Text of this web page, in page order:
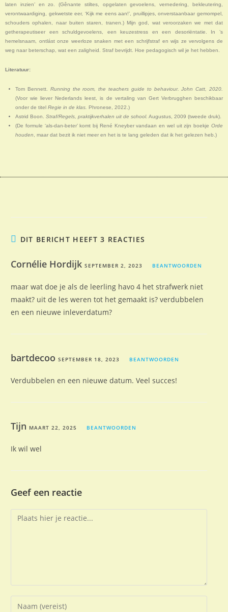
laten inzien’ en zo. (Gênante stiltes, opgelaten gevoelens, vernedering, bekleutering,
verontwaardiging, gekwetste eer, ‘Kijk me eens aan!’, pruillipjes, onverstaanbaar gemompel,
schouders ophalen, naar buiten staren, tranen.) Mijn god, wat veroorzaken we met dat
getherapeutiseer een schuldgevoelens, een keuzestress en een desoriëntatie. In ’s
hemelsnaam, ontlást onze weerloze snaken met een schrijfstraf en wijs ze vervolgens de
weg naar beterschap, wat een zaligheid. Straf bevrijdt. Hoe pedagogisch wil je het hebben.
Literatuur:
Tom Bennett. Running the room, the teachers guide to behaviour. John Catt, 2020.
(Voor wie liever Nederlands leest, is de vertaling van Gert Verbrugghen beschikbaar
onder de titel Regie in de klas. Phronese, 2022.)
Astrid Boon. Straf/Regels, praktijkverhalen uit de school. Augustus, 2009 (tweede druk).
(De formule ‘als-dan-beter’ komt bij René Kneyber vandaan en wel uit zijn boekje Orde
houden, maar dat bezit ik niet meer en het is te lang geleden dat ik het gelezen heb.)
DIT BERICHT HEEFT 3 REACTIES
Cornélie HordijkSEPTEMBER 2, 2023 BEANTWOORDEN
maar wat doe je als de leerling havo 4 het strafwerk niet
maakt? uit de les weren tot het gemaakt is? verdubbelen
en een nieuwe inleverdatum?
bartdecooSEPTEMBER 18, 2023 BEANTWOORDEN
Verdubbelen en een nieuwe datum. Veel succes!
Tijn MAART 22, 2025 BEANTWOORDEN
Ik wil wel
Geef een reactie